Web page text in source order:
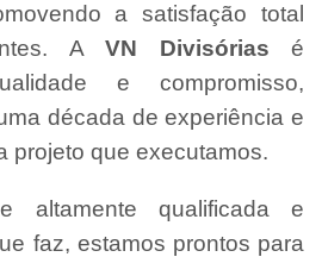
a satisfação total
A VN Divisórias é
e compromisso,
década de experiência e
projeto que executamos.
altamente qualificada e
faz, estamos prontos para